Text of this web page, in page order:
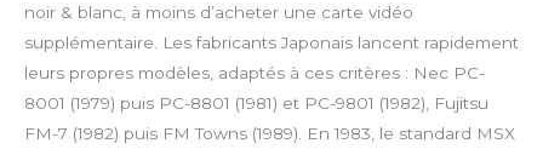
noir & blanc, à moins d’acheter une carte vidéo
supplémentaire. Les fabricants Japonais lancent rapidement
leurs propres modèles, adaptés à ces critères : Nec PC-
8001 (1979) puis PC-8801 (1981) et PC-9801 (1982), Fujitsu
FM-7 (1982) puis FM Towns (1989). En 1983, le standard MSX